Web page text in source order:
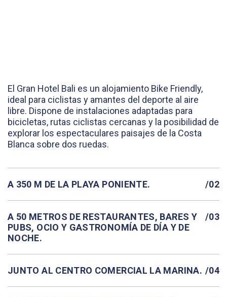
El Gran Hotel Bali es un alojamiento Bike Friendly,
ideal para ciclistas y amantes del deporte al aire
libre. Dispone de instalaciones adaptadas para
bicicletas, rutas ciclistas cercanas y la posibilidad de
explorar los espectaculares paisajes de la Costa
Blanca sobre dos ruedas.
A 350 M DE LA PLAYA PONIENTE. /02
A 50 METROS DE RESTAURANTES, BARES Y
PUBS, OCIO Y GASTRONOMÍA DE DÍA Y DE
NOCHE.
/03
JUNTO AL CENTRO COMERCIAL LA MARINA. /04